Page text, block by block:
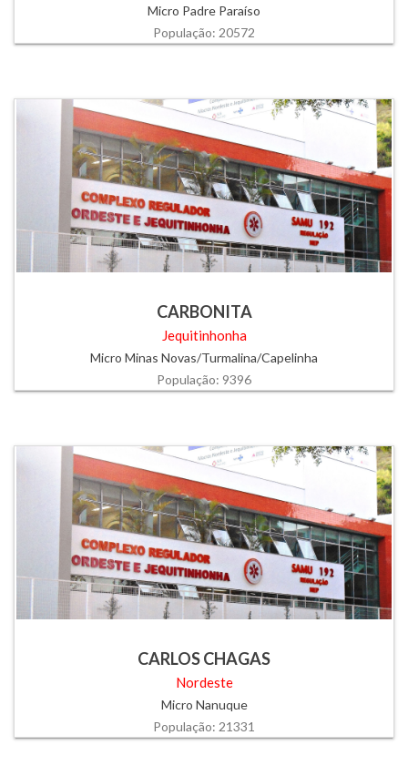
Micro Padre Paraíso
População: 20572
CARBONITA
Jequitinhonha
Micro Minas Novas/Turmalina/Capelinha
População: 9396
CARLOS CHAGAS
Nordeste
Micro Nanuque
População: 21331